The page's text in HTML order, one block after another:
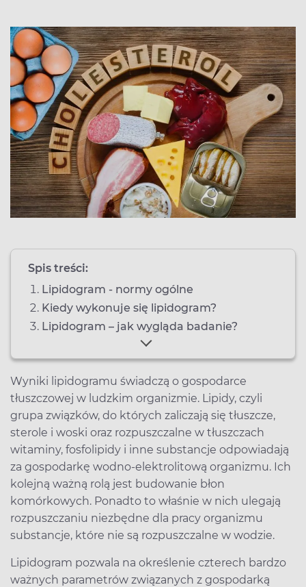
Spis treści:
Lipidogram - normy ogólne
Kiedy wykonuje się lipidogram?
Lipidogram – jak wygląda badanie?
Wyniki lipidogramu świadczą o gospodarce
tłuszczowej w ludzkim organizmie. Lipidy, czyli
grupa związków, do których zaliczają się tłuszcze,
sterole i woski oraz rozpuszczalne w tłuszczach
witaminy, fosfolipidy i inne substancje odpowiadają
za gospodarkę wodno-elektrolitową organizmu. Ich
kolejną ważną rolą jest budowanie błon
komórkowych. Ponadto to właśnie w nich ulegają
rozpuszczaniu niezbędne dla pracy organizmu
substancje, które nie są rozpuszczalne w wodzie.
Lipidogram pozwala na określenie czterech bardzo
ważnych parametrów związanych z gospodarką